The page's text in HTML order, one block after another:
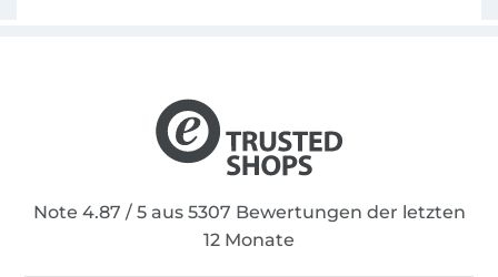
Note 4.87 / 5 aus 5307 Bewertungen der letzten
12 Monate